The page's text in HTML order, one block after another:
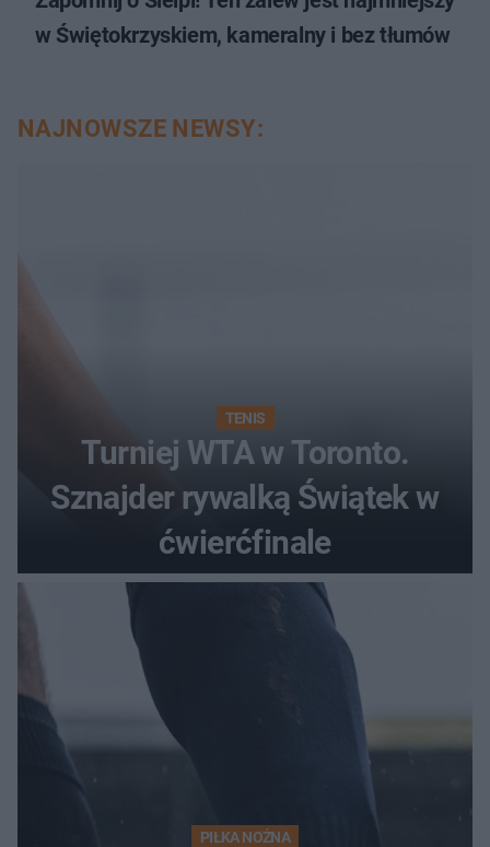
w Świętokrzyskiem, kameralny i bez tłumów
NAJNOWSZE NEWSY:
TENIS
Turniej WTA w Toronto.
Sznajder rywalką Świątek w
ćwierćfinale
PIŁKA NOŻNA